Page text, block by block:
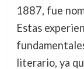
1887, fue
Estas
literario, ya